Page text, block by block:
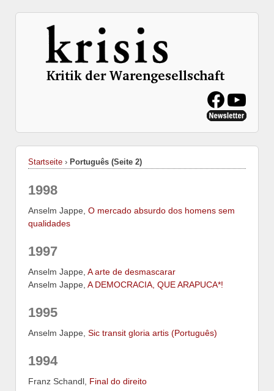
Startseite › Português (Seite 2)
1998
Anselm Jappe, O mercado absurdo dos homens sem
qualidades
1997
Anselm Jappe, A arte de desmascarar
Anselm Jappe, A DEMOCRACIA, QUE ARAPUCA*!
1995
Anselm Jappe, Sic transit gloria artis (Português)
1994
Franz Schandl, Final do direito